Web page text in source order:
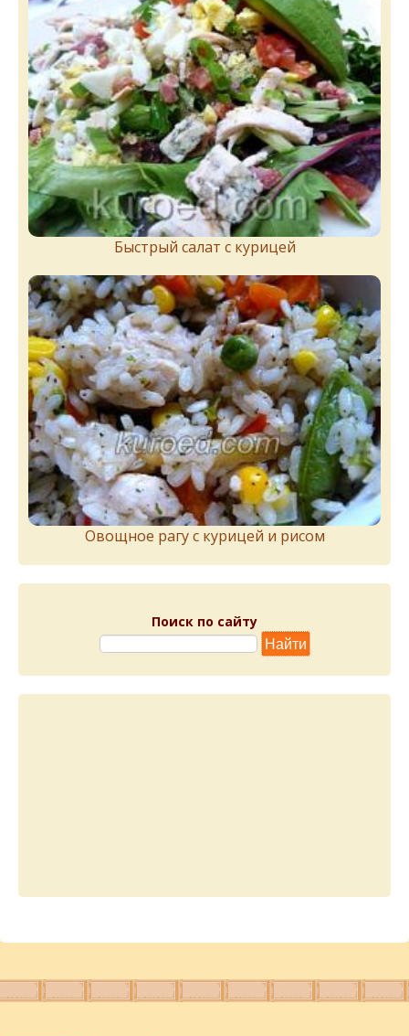
Быстрый салат с курицей
Овощное рагу с курицей и рисом
Поиск по сайту